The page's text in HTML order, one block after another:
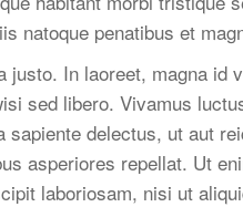
natoque penatibus et
justo. In laoreet, magna id
sed libero. Vivamus
sapiente delectus, ut aut
asperiores repellat. Ut
laboriosam, nisi ut